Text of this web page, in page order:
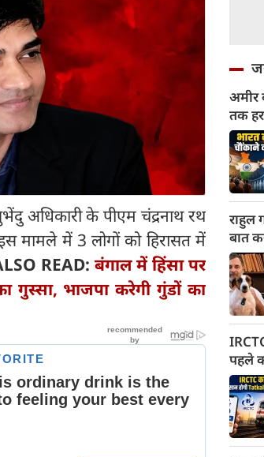
अधिकारी के पीएम चंद्रनाथ रथ
मामले में 3 लोगों को हिरासत में
READ: बंगाल में हिंसा पर
गुस्सा, भाजपा करेगी गुंडों का
अमीर
तक हर
का
राहुल
बात
पहले